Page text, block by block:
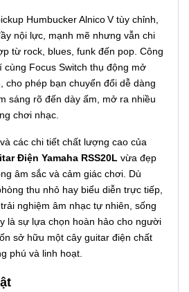
Humbucker Alnico V tùy chỉnh,
nội lực, mạnh mẽ nhưng vẫn chi
từ rock, blues, funk đến pop. Công
cùng Focus Switch thụ động mở
cho phép bạn chuyển đổi dễ dàng
sáng rõ đến dày ấm, mở ra nhiều
chơi nhạc.
các chi tiết chất lượng cao của
Điện Yamaha RSS20L vừa đẹp
âm sắc và cảm giác chơi. Dù
thu nhỏ hay biểu diễn trực tiếp,
nghiệm âm nhạc tự nhiên, sống
là sự lựa chọn hoàn hảo cho người
sở hữu một cây guitar điện chất
phú và linh hoạt.